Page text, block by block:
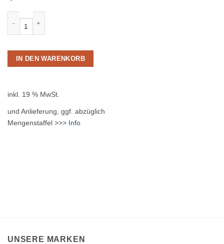
IN DEN WARENKORB
inkl. 19 % MwSt.
und Anlieferung, ggf. abzüglich
Mengenstaffel >>> Info
UNSERE MARKEN